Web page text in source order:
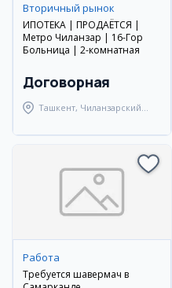
Вторичный рынок
ИПОТЕКА | ПРОДАЁТСЯ |
Метро Чиланзар | 16-Гор
Больница | 2-комнатная
Договорная
Ташкент, Чиланзарский
Работа
Требуется шавермач в